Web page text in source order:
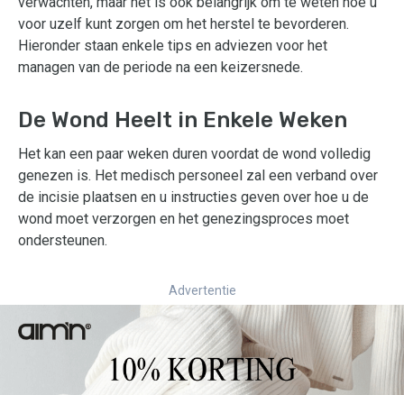
voor uzelf kunt zorgen om het herstel te bevorderen.
Hieronder staan enkele tips en adviezen voor het
managen van de periode na een keizersnede.
De Wond Heelt in Enkele Weken
Het kan een paar weken duren voordat de wond volledig
genezen is. Het medisch personeel zal een verband over
de incisie plaatsen en u instructies geven over hoe u de
wond moet verzorgen en het genezingsproces moet
ondersteunen.
Advertentie